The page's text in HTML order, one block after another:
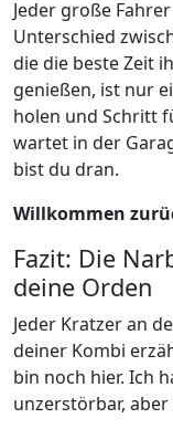
Jeder große
Unterschied
die die beste Zeit
genießen, ist nur
holen und Schritt
wartet in der
bist du dran.
Willkommen
Fazit: Die
deine Orden
Jeder Kratzer an
deiner Kombi
bin noch hier. Ich
unzerstörbar,